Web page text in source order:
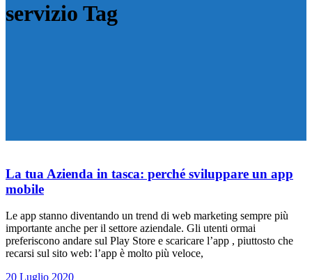
servizio Tag
La tua Azienda in tasca: perché sviluppare un app
mobile
Le app stanno diventando un trend di web marketing sempre più
importante anche per il settore aziendale. Gli utenti ormai
preferiscono andare sul Play Store e scaricare l’app , piuttosto che
recarsi sul sito web: l’app è molto più veloce,
20 Luglio 2020